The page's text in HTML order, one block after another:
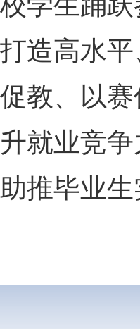
打造高水
促教、以
升就业竞
助推毕业